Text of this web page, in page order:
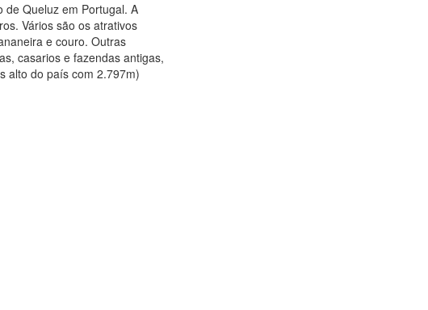
de Queluz em Portugal. A
Vários são os atrativos
e couro. Outras
casarios e fazendas antigas,
alto do país com 2.797m)